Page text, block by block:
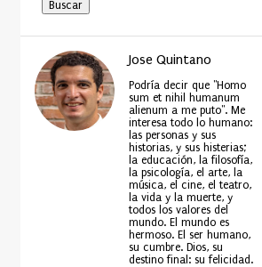
Jose Quintano
Podría decir que "Homo
sum et nihil humanum
alienum a me puto". Me
interesa todo lo humano:
las personas y sus
historias, y sus histerias;
la educación, la filosofía,
la psicología, el arte, la
música, el cine, el teatro,
la vida y la muerte, y
todos los valores del
mundo. El mundo es
hermoso. El ser humano,
su cumbre. Dios, su
destino final: su felicidad.